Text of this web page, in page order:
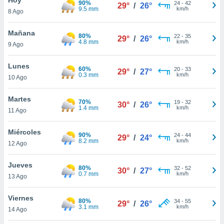
en
más
nuestra
de
cookies
aceptar
8 Ago
90%
9.5 mm
29° / 26° 24- 42
km/h
Mañana
9 Ago
80%
4.8 mm
29° / 26° 22- 35
km/h
Lunes
10 Ago
60%
0.3 mm
29° / 27° 20- 33
km/h
Martes
11 Ago
70%
1.4 mm
30° / 26° 19- 32
km/h
Miércoles
12 Ago
90%
8.2 mm
29° / 24° 24- 44
km/h
Jueves
13 Ago
80%
0.7 mm
30° / 27° 32- 52
km/h
Viernes
14 Ago
80%
3.1 mm
29° / 26° 34- 55
km/h